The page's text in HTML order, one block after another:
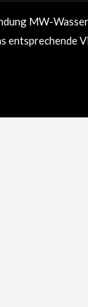
MW-
entsprechende